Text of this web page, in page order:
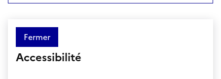
Fermer
Accessibilité